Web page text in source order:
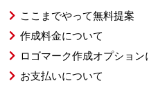
ここまでやって無料提案
作成料金について
ロゴマーク作成オプション
お支払いについて